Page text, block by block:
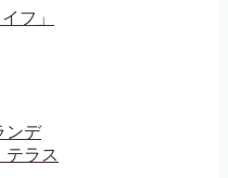
フ」
ンデ
テラス